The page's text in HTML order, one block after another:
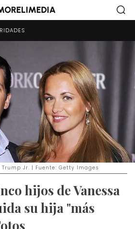
Jr. | Fuente: Getty Images
hijos de Vanessa
su hija "más